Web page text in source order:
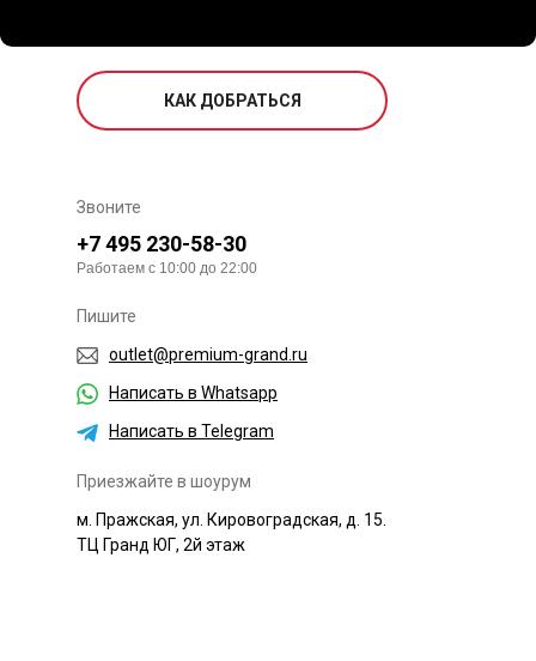
КАК ДОБРАТЬСЯ
outlet@premium-grand.ru
Написать в Whatsapp
Написать в Telegram
+7 495 230-58-30
Работаем с 10:00 до 22:00
м. Пражская, ул. Кировоградская, д. 15.
ТЦ Гранд ЮГ, 2й этаж
Звоните
Приезжайте в шоурум
Пишите